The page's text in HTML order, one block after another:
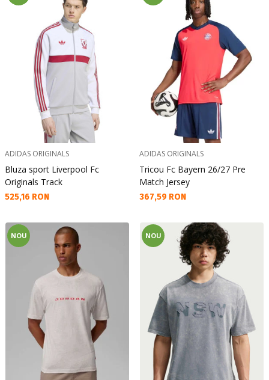
ADIDAS ORIGINALS
Bluza sport Liverpool Fc
Originals Track
Текуща цена:
525,16 RON
ADIDAS ORIGINALS
Tricou Fc Bayern 26/27 Pre
Match Jersey
Текуща цена:
367,59 RON
NOU NOU